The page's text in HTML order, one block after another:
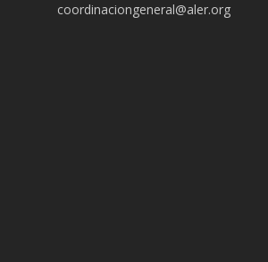
coordinaciongeneral@aler.org